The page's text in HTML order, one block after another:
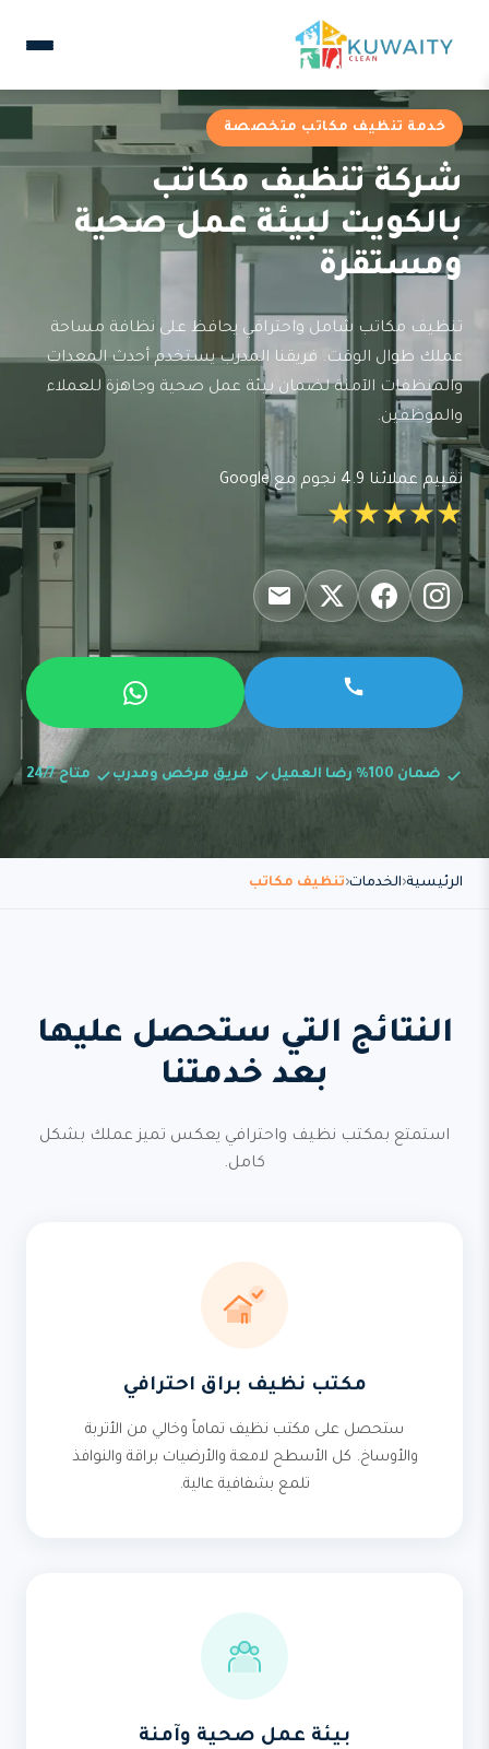
خدمة تنظيف مكاتب متخصصة
شركة تنظيف مكاتب
بالكويت لبيئة عمل صحية
ومستقرة
تنظيف مكاتب شامل واحترافي يحافظ على نظافة مساحة
عملك طوال الوقت. فريقنا المدرب يستخدم أحدث المعدات
والمنظفات الآمنة لضمان بيئة عمل صحية وجاهزة للعملاء
والموظفين.
تقييم عملائنا 4.9 نجوم مع Google
★★★★★
ضمان 100% رضا العميل فريق مرخص ومدرب متاح 24/7
الرئيسية الخدمات تنظيف مكاتب
النتائج التي ستحصل عليها
بعد خدمتنا
استمتع بمكتب نظيف واحترافي يعكس تميز عملك بشكل
كامل.
مكتب نظيف براق احترافي
ستحصل على مكتب نظيف تماماً وخالي من الأتربة
والأوساخ. كل الأسطح لامعة والأرضيات براقة والنوافذ
تلمع بشفافية عالية.
بيئة عمل صحية وآمنة